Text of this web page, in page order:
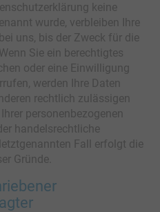
keine
wurde, verbleiben Ihre
uns, bis der Zweck für die
Sie ein berechtigtes
oder eine Einwilligung
werden Ihre Daten
rechtlich zulässigen
personenbezogenen
handelsrechtliche
Fall erfolgt die
Gründe.